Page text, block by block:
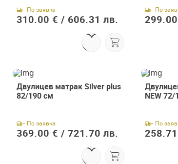
- По заявка
310.00 € / 606.31 лв.
- По
Двулицев матрак Silver plus
82/190 см
- По заявка
369.00 € / 721.70 лв.
NEW
- По